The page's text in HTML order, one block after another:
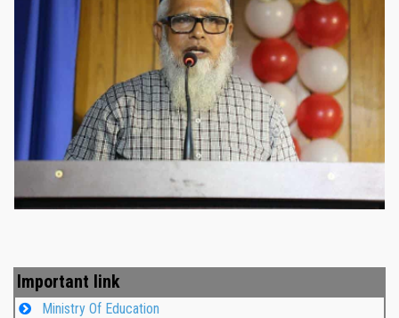
নবীনবরণ - ২০২৫
Important link
Ministry Of Education